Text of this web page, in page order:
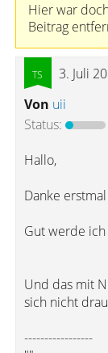
Hier war
Beitrag
3. Juli
Von uii
Status:
Hallo,
Danke
Gut werde
Und das mit
sich nicht
-----------------